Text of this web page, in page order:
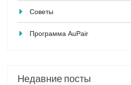
Советы
Программа AuPair
Недавние посты